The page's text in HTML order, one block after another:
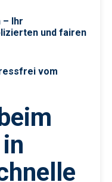
Ihr
und fairen
vom